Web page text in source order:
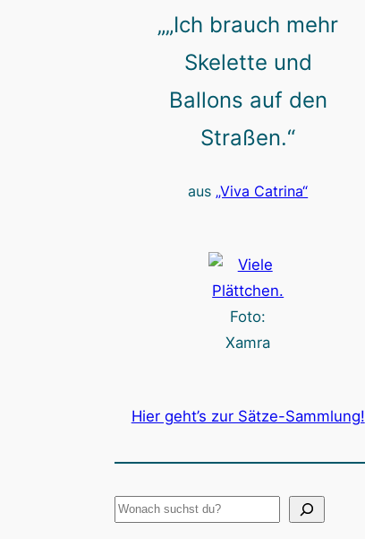
„„Ich brauch mehr
Skelette und
Ballons auf den
Straßen.“
aus „Viva Catrina“
Foto:
Xamra
Hier geht’s zur Sätze-Sammlung!
S